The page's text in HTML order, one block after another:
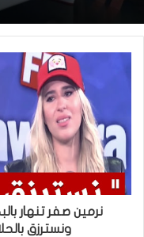
نرمين صفر تنهار
ونسترزق